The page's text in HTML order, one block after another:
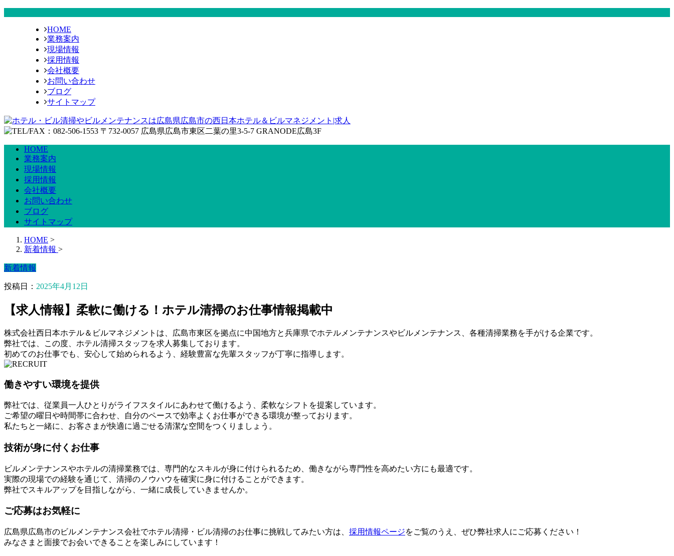
HOME
業務案内
現場情報
採用情報
会社概要
お問い合わせ
ブログ
サイトマップ
HOME
業務案内
現場情報
採用情報
会社概要
お問い合わせ
ブログ
サイトマップ
HOME >
新着情報 >
新着情報
投稿日： 2025年4月12日
【求人情報】柔軟に働ける！ホテル清掃のお仕事情報掲載中
株式会社西日本ホテル＆ビルマネジメントは、広島市東区を拠点に中国地方と兵庫県でホテルメンテナンスやビルメンテナンス、各種清掃業務を手がける企業です。
弊社では、この度、ホテル清掃スタッフを求人募集しております。
初めてのお仕事でも、安心して始められるよう、経験豊富な先輩スタッフが丁寧に指導します。
働きやすい環境を提供
弊社では、従業員一人ひとりがライフスタイルにあわせて働けるよう、柔軟なシフトを提案しています。
ご希望の曜日や時間帯に合わせ、自分のペースで効率よくお仕事ができる環境が整っております。
私たちと一緒に、お客さまが快適に過ごせる清潔な空間をつくりましょう。
技術が身に付くお仕事
ビルメンテナンスやホテルの清掃業務では、専門的なスキルが身に付けられるため、働きながら専門性を高めたい方にも最適です。
実際の現場での経験を通じて、清掃のノウハウを確実に身に付けることができます。
弊社でスキルアップを目指しながら、一緒に成長していきませんか。
ご応募はお気軽に
広島県広島市のビルメンテナンス会社でホテル清掃・ビル清掃のお仕事に挑戦してみたい方は、 採用情報ページをご覧のうえ、ぜひ弊社求人にご応募ください！
みなさまと面接でお会いできることを楽しみにしています！